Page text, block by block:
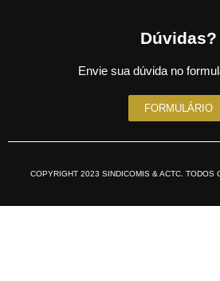
Dúvidas?
Envie sua dúvida no
FORMULÁRIO
COPYRIGHT 2023 SINDICOMIS & ACTC. TODOS